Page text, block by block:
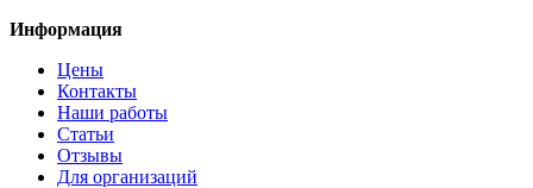
Информация
Цены
Контакты
Наши работы
Статьи
Отзывы
Для организаций